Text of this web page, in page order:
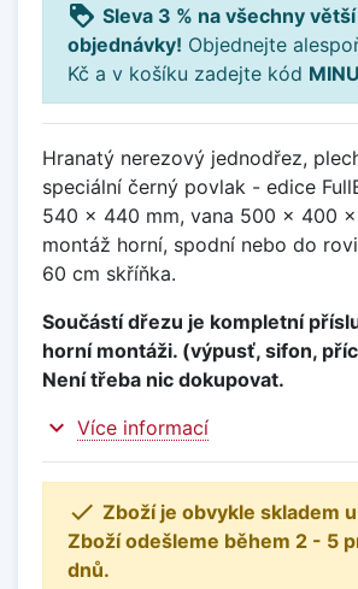
loyalty Sleva 3 % na všechny větší
objednávky! Objednejte
Kč a v košíku zadejte kód
Hranatý nerezový jednodřez,
speciální černý povlak - edice
540 x 440 mm, vana 500 x 400
montáž horní, spodní nebo do
60 cm skříňka.
Součástí dřezu je kompletní
horní montáži. (výpusť, sifon,
Není třeba nic dokupovat.
expand_more Více informací
 Zboží je obvykle skladem
Zboží odešleme během 2 - 5
dnů.